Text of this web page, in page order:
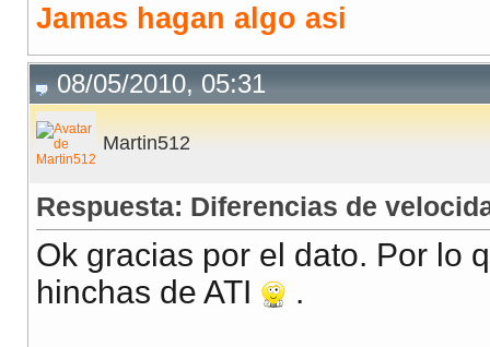
Jamas hagan algo asi
08/05/2010, 05:31
Martin512
Respuesta: Diferencias de
Ok gracias por el dato. Por lo
hinchas de ATI
.